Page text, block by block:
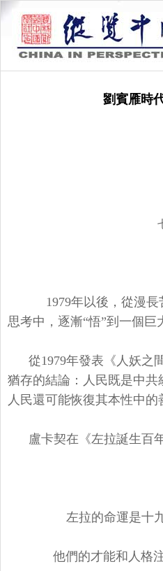
劉賓雁時
1979年以後，從漫長
思考中，逐漸“悟”到一個
從1979年發表《人妖之
猶存的結論：人民既是中
人民還可能恢復其本性中
盧卡契在《左拉誕生百
左拉的命運是十九
他們的才能和人格注